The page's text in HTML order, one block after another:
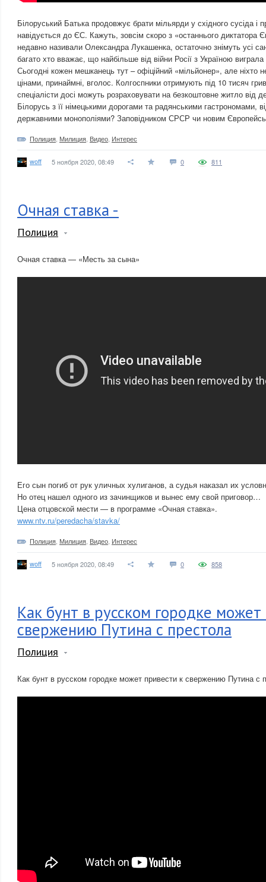
Білоруський Батька продовжує брати мільярди у східного сусіда і
навідується до ЄС. Кажуть, зовсім скоро з «останнього диктатора
недавно називали Олександра Лукашенка, остаточно знімуть усі
багато хто вважає, що найбільше від війни Росії з Україною
Сьогодні кожен мешканець тут – офіційний «мільйонер», але
цінами, принаймні, вголос. Колгоспники отримують під 10 тисяч
спеціалісти досі можуть розраховувати на безкоштовне житло від
Білорусь з її німецькими дорогами та радянськими гастрономами,
державними монополіями? Заповідником СРСР чи новим
Полиция Милиция Видео Интерес
woff 5 ноября 2020, 08:49 0 811
Очная ставка -
Полиция
Очная ставка — «Месть за сына»
Его сын погиб от рук уличных хулиганов, а судья наказал их
Но отец нашел одного из зачинщиков и вынес ему свой приговор…
Цена отцовской мести — в программе «Очная ставка».
www.ntv.ru/peredacha/stavka/
Полиция Милиция Видео Интерес
woff 5 ноября 2020, 08:49 0 858
Как бунт в русском городке
свержению Путина с престола
Полиция
Как бунт в русском городке может привести к свержению Путина с